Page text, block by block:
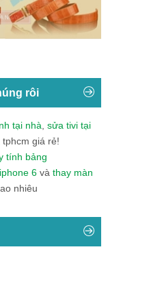
rôi
tại nhà sửa tivi tại
tphcm giá rẻ!
tính bảng
6 và thay màn
nhiêu